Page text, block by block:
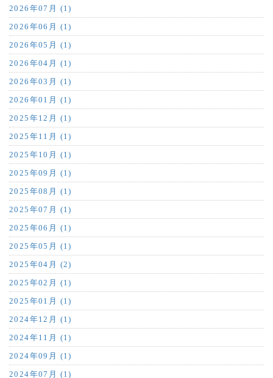
2026年07月 (1)
2026年06月 (1)
2026年05月 (1)
2026年04月 (1)
2026年03月 (1)
2026年01月 (1)
2025年12月 (1)
2025年11月 (1)
2025年10月 (1)
2025年09月 (1)
2025年08月 (1)
2025年07月 (1)
2025年06月 (1)
2025年05月 (1)
2025年04月 (2)
2025年02月 (1)
2025年01月 (1)
2024年12月 (1)
2024年11月 (1)
2024年09月 (1)
2024年07月 (1)